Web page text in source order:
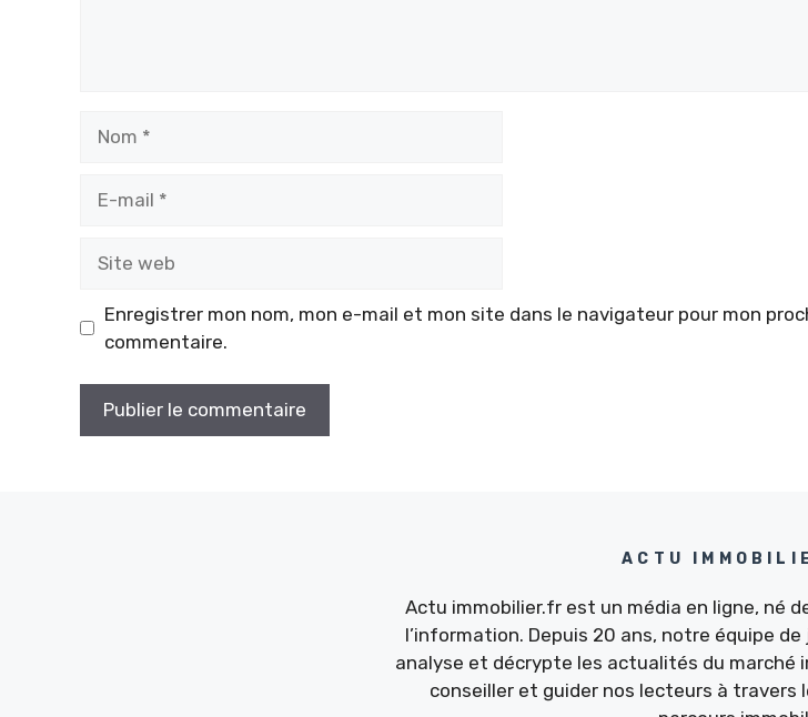
mail
web
Enregistrer mon nom, mon e-mail et mon site dans le navigateur pour mon
commentaire.
ACTU
Actu immobilier.fr est un média en ligne, né
l’information. Depuis 20 ans, notre équipe
analyse et décrypte les actualités du marché
conseiller et guider nos lecteurs à travers